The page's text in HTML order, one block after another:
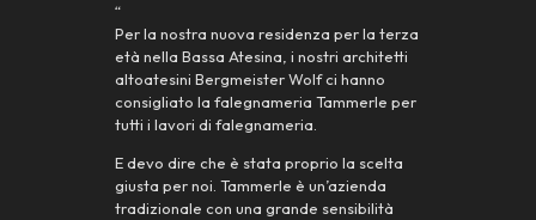
“
Per la nostra nuova residenza per la terza
età nella Bassa Atesina, i nostri architetti
altoatesini Bergmeister Wolf ci hanno
consigliato la falegnameria Tammerle per
tutti i lavori di falegnameria.
E devo dire che è stata proprio la scelta
giusta per noi. Tammerle è un’azienda
tradizionale con una grande sensibilità